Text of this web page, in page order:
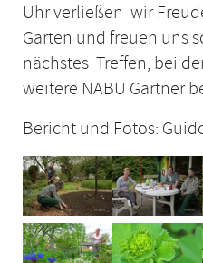
Uhr verließen wir
Garten und freuen uns
nächstes Treffen, bei
weitere NABU Gärtner
Bericht und Fotos:
Show larger version
Show
Show larger version
Show